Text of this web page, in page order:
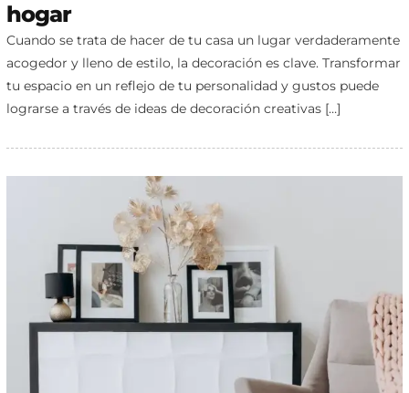
hogar
Cuando se trata de hacer de tu casa un lugar verdaderamente
acogedor y lleno de estilo, la decoración es clave. Transformar
tu espacio en un reflejo de tu personalidad y gustos puede
lograrse a través de ideas de decoración creativas […]